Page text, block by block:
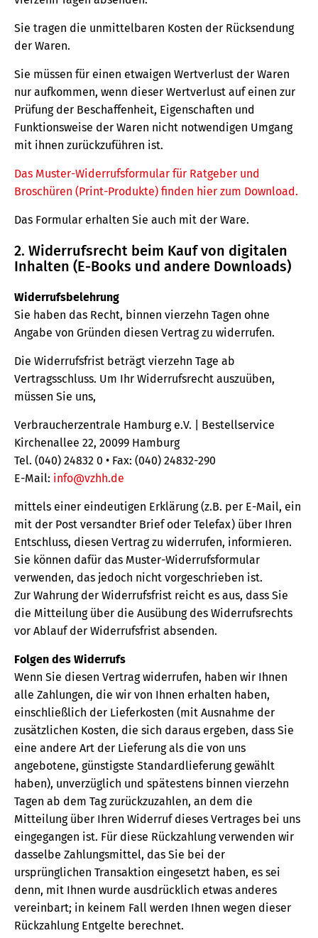
Sie tragen die unmittelbaren Kosten der Rücksendung
der Waren.
Sie müssen für einen etwaigen Wertverlust der Waren
nur aufkommen, wenn dieser Wertverlust auf einen zur
Prüfung der Beschaffenheit, Eigenschaften und
Funktionsweise der Waren nicht notwendigen Umgang
mit ihnen zurückzuführen ist.
Das Muster-Widerrufsformular für Ratgeber und
Broschüren (Print-Produkte) finden hier zum Download.
Das Formular erhalten Sie auch mit der Ware.
2. Widerrufsrecht beim Kauf von digitalen
Inhalten (E-Books und andere Downloads)
Widerrufsbelehrung
Sie haben das Recht, binnen vierzehn Tagen ohne
Angabe von Gründen diesen Vertrag zu widerrufen.
Die Widerrufsfrist beträgt vierzehn Tage ab
Vertragsschluss. Um Ihr Widerrufsrecht auszuüben,
müssen Sie uns,
Verbraucherzentrale Hamburg e.V. | Bestellservice
Kirchenallee 22, 20099 Hamburg
Tel. (040) 24832 0 • Fax: (040) 24832-290
E-Mail: info@vzhh.de
mittels einer eindeutigen Erklärung (z.B. per E-Mail, ein
mit der Post versandter Brief oder Telefax) über Ihren
Entschluss, diesen Vertrag zu widerrufen, informieren.
Sie können dafür das Muster-Widerrufsformular
verwenden, das jedoch nicht vorgeschrieben ist.
Zur Wahrung der Widerrufsfrist reicht es aus, dass Sie
die Mitteilung über die Ausübung des Widerrufsrechts
vor Ablauf der Widerrufsfrist absenden.
Folgen des Widerrufs
Wenn Sie diesen Vertrag widerrufen, haben wir Ihnen
alle Zahlungen, die wir von Ihnen erhalten haben,
einschließlich der Lieferkosten (mit Ausnahme der
zusätzlichen Kosten, die sich daraus ergeben, dass Sie
eine andere Art der Lieferung als die von uns
angebotene, günstigste Standardlieferung gewählt
haben), unverzüglich und spätestens binnen vierzehn
Tagen ab dem Tag zurückzuzahlen, an dem die
Mitteilung über Ihren Widerruf dieses Vertrages bei uns
eingegangen ist. Für diese Rückzahlung verwenden wir
dasselbe Zahlungsmittel, das Sie bei der
ursprünglichen Transaktion eingesetzt haben, es sei
denn, mit Ihnen wurde ausdrücklich etwas anderes
vereinbart; in keinem Fall werden Ihnen wegen dieser
Rückzahlung Entgelte berechnet.